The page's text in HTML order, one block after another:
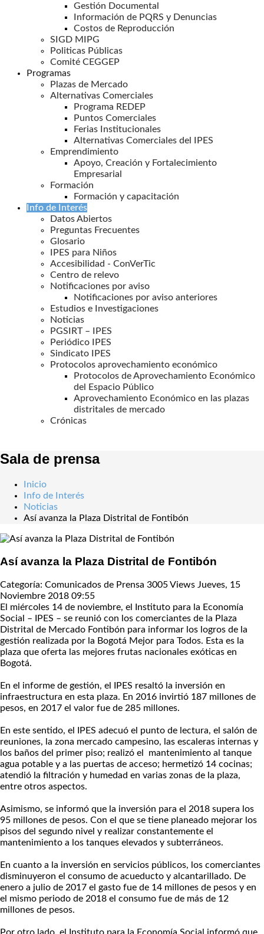
Gestión Documental
Información de PQRS y Denuncias
Costos de Reproducción
SIGD MIPG
Politicas Públicas
Comité CEGGEP
Programas
Plazas de Mercado
Alternativas Comerciales
Programa REDEP
Puntos Comerciales
Ferias Institucionales
Alternativas Comerciales del IPES
Emprendimiento
Apoyo, Creación y Fortalecimiento
Empresarial
Formación
Formación y capacitación
Info de Interés
Datos Abiertos
Preguntas Frecuentes
Glosario
IPES para Niños
Accesibilidad - ConVerTic
Centro de relevo
Notificaciones por aviso
Notificaciones por aviso anteriores
Estudios e Investigaciones
Noticias
PGSIRT – IPES
Periódico IPES
Sindicato IPES
Protocolos aprovechamiento económico
Protocolos de Aprovechamiento Económico
del Espacio Público
Aprovechamiento Económico en las plazas
distritales de mercado
Crónicas
Sala de prensa
Inicio
Info de Interés
Noticias
Así avanza la Plaza Distrital de Fontibón
Así avanza la Plaza Distrital de Fontibón
Categoría: Comunicados de Prensa 3005 Views Jueves, 15
Noviembre 2018 09:55
El miércoles 14 de noviembre, el Instituto para la Economía
Social – IPES – se reunió con los comerciantes de la Plaza
Distrital de Mercado Fontibón para informar los logros de la
gestión realizada por la Bogotá Mejor para Todos. Esta es la
plaza que oferta las mejores frutas nacionales exóticas en
Bogotá.
En el informe de gestión, el IPES resaltó la inversión en
infraestructura en esta plaza. En 2016 invirtió 187 millones de
pesos, en 2017 el valor fue de 285 millones.
En este sentido, el IPES adecuó el punto de lectura, el salón de
reuniones, la zona mercado campesino, las escaleras internas y
los baños del primer piso; realizó el mantenimiento al tanque
agua potable y a las puertas de acceso; hermetizó 14 cocinas;
atendió la filtración y humedad en varias zonas de la plaza,
entre otros aspectos.
Asimismo, se informó que la inversión para el 2018 supera los
95 millones de pesos. Con el que se tiene planeado mejorar los
pisos del segundo nivel y realizar constantemente el
mantenimiento a los tanques elevados y subterráneos.
En cuanto a la inversión en servicios públicos, los comerciantes
disminuyeron el consumo de acueducto y alcantarillado. De
enero a julio de 2017 el gasto fue de 14 millones de pesos y en
el mismo periodo de 2018 el consumo fue de más de 12
millones de pesos.